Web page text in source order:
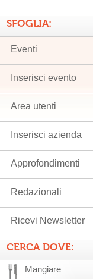
SFOGLIA:
Eventi
Inserisci evento
Area utenti
Inserisci azienda
Approfondimenti
Redazionali
Ricevi Newsletter
CERCA DOVE:
Mangiare